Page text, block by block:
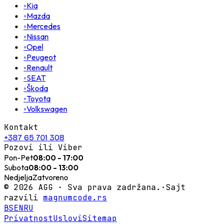
◦Kia
◦Mazda
◦Mercedes
◦Nissan
◦Opel
◦Peugeot
◦Renault
◦SEAT
◦Škoda
◦Toyota
◦Volkswagen
Kontakt
+387 65 701 308
Pozovi ili Viber
Pon-Pet08:00 - 17:00
Subota08:00 - 13:00
NedjeljaZatvoreno
© 2026 AGG · Sva prava zadržana. ·Sajt
razvili magnumcode.rs
BSENRU
PrivatnostUsloviSitemap